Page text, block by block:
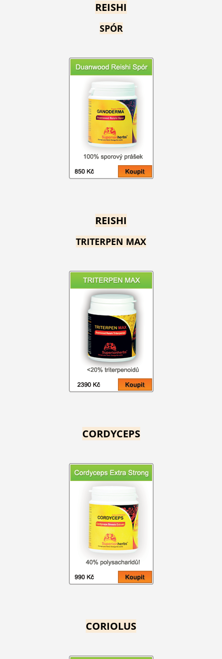
REISHI
SPÓR
REISHI
TRITERPEN MAX
CORDYCEPS
CORIOLUS